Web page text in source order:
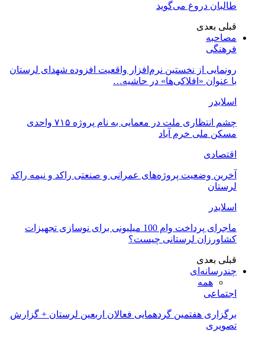
طالبان دروغ می‌گوید
قبلی بعدی
مصاحبه
فرهنگی
رونمایی از نخستین نرم‌افزار واقعیت افزوده شهدای لرستان
با عنوان «افلاکی‌ها» در حاشیه…
اسلایدر
چشم انتظاری ملت در معمایی به نام پروژه ۷۱۵ واحدی
مسکن ملی خرم آباد
اقتصادی
آخرین وضعیت پروژه‌های عمرانی و صنعتی راکد و نیمه راکد
لرستان
اسلایدر
ماجرای پرداخت وام 100 میلیونی برای نوسازی تجهیزات
کشاورزان لرستانی چیست؟
قبلی بعدی
چندرسانه‌ای
همه
اجتماعی
برگزاری هفتمین گردهمایی فعالان اربعین لرستان + گزارش
تصویری